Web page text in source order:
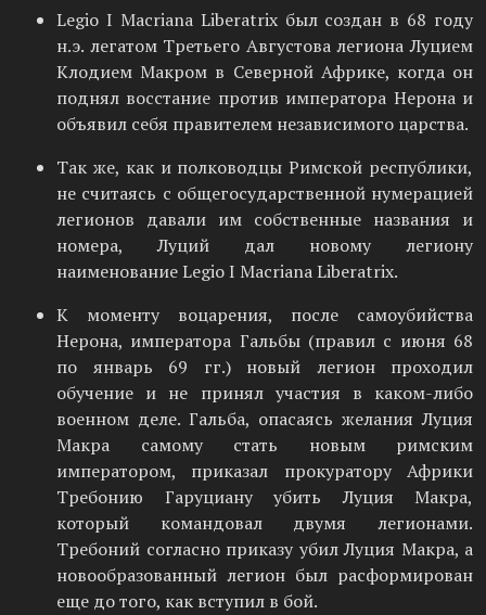
Legio I Macriana Liberatrix был создан в 68 году
н.э. легатом Третьего Августова легиона Луцием
Клодием Макром в Северной Африке, когда он
поднял восстание против императора Нерона и
объявил себя правителем независимого царства.
Так же, как и полководцы Римской республики,
не считаясь с общегосударственной нумерацией
легионов давали им собственные названия и
номера, Луций дал новому легиону
наименование Legio I Macriana Liberatrix.
К моменту воцарения, после самоубийства
Нерона, императора Гальбы (правил с июня 68
по январь 69 гг.) новый легион проходил
обучение и не принял участия в каком-либо
военном деле. Гальба, опасаясь желания Луция
Макра самому стать новым римским
императором, приказал прокуратору Африки
Требонию Гаруциану убить Луция Макра,
который командовал двумя легионами.
Требоний согласно приказу убил Луция Макра, а
новообразованный легион был расформирован
еще до того, как вступил в бой.